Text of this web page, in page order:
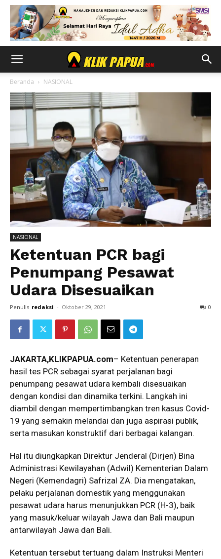
Beranda NASIONAL
NASIONAL
Ketentuan PCR bagi
Penumpang Pesawat
Udara Disesuaikan
Penulis redaksi - Oktober 29, 2021 0
JAKARTA,KLIKPAPUA.com– Ketentuan penerapan
hasil tes PCR sebagai syarat perjalanan bagi
penumpang pesawat udara kembali disesuaikan
dengan kondisi dan dinamika terkini. Langkah ini
diambil dengan mempertimbangkan tren kasus Covid-
19 yang semakin melandai dan juga aspirasi publik,
serta masukan konstruktif dari berbagai kalangan.
Hal itu diungkapkan Direktur Jenderal (Dirjen) Bina
Administrasi Kewilayahan (Adwil) Kementerian Dalam
Negeri (Kemendagri) Safrizal ZA. Dia mengatakan,
pelaku perjalanan domestik yang menggunakan
pesawat udara harus menunjukkan PCR (H-3), baik
yang masuk/keluar wilayah Jawa dan Bali maupun
antarwilayah Jawa dan Bali.
Ketentuan tersebut tertuang dalam Instruksi Menteri